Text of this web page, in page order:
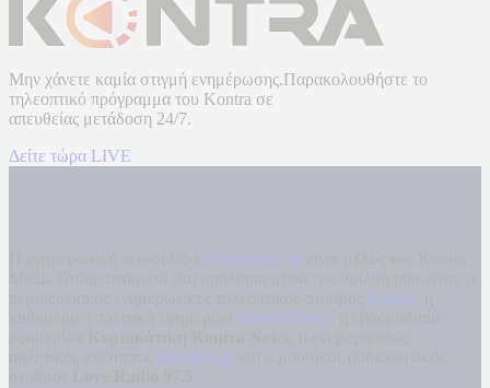
Μην χάνετε καμία στιγμή ενημέρωσης.Παρακολουθήστε το
τηλεοπτικό πρόγραμμα του Kontra σε
απευθείας μετάδοση 24/7.
Δείτε τώρα LIVE
kontranews.gr
Kontra
Kontra News
Filathlos.gr